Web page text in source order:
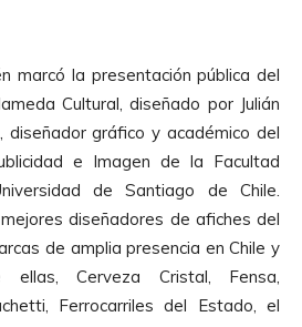
marcó la presentación pública del
Cultural, diseñado por Julián
diseñador gráfico y académico del
e Imagen de la Facultad
de Santiago de Chile.
diseñadores de afiches del
de amplia presencia en Chile y
Cerveza Cristal, Fensa,
Ferrocarriles del Estado, el